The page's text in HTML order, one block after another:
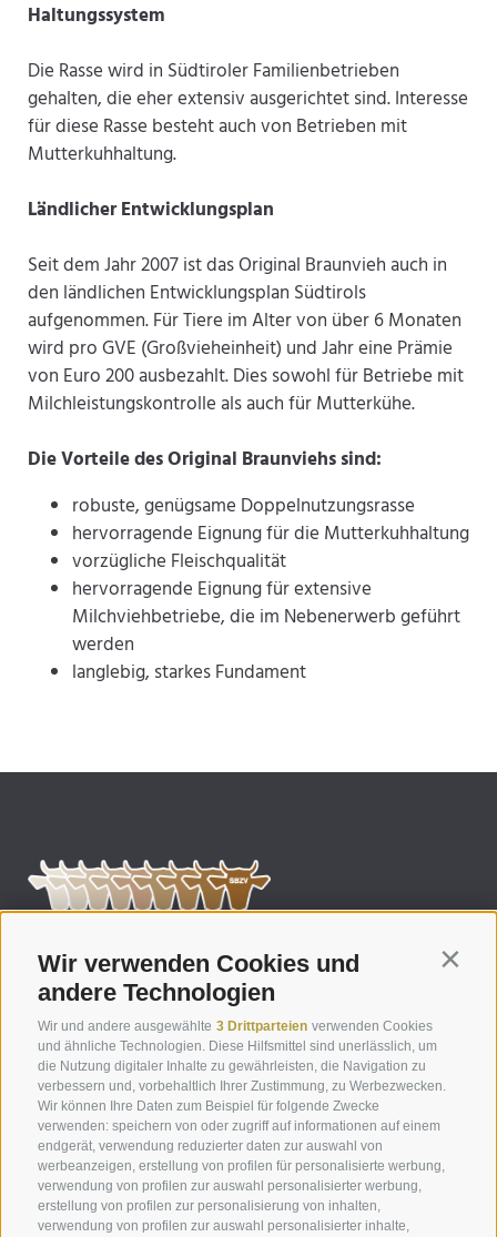
Wir verwenden Cookies und
andere Technologien
Wir und andere ausgewählte 3 Drittparteien verwenden Cookies
und ähnliche Technologien. Diese Hilfsmittel sind unerlässlich, um
die Nutzung digitaler Inhalte zu gewährleisten, die Navigation zu
verbessern und, vorbehaltlich Ihrer Zustimmung, zu Werbezwecken.
Wir können Ihre Daten zum Beispiel für folgende Zwecke
verwenden: speichern von oder zugriff auf informationen auf einem
endgerät, verwendung reduzierter daten zur auswahl von
werbeanzeigen, erstellung von profilen für personalisierte werbung,
verwendung von profilen zur auswahl personalisierter werbung,
erstellung von profilen zur personalisierung von inhalten,
verwendung von profilen zur auswahl personalisierter inhalte,
Haltungssystem
Die Rasse wird in Südtiroler Familienbetrieben
gehalten, die eher extensiv ausgerichtet sind. Interesse
für diese Rasse besteht auch von Betrieben mit
Mutterkuhhaltung.
Ländlicher Entwicklungsplan
Seit dem Jahr 2007 ist das Original Braunvieh auch in
den ländlichen Entwicklungsplan Südtirols
aufgenommen. Für Tiere im Alter von über 6 Monaten
wird pro GVE (Großvieheinheit) und Jahr eine Prämie
von Euro 200 ausbezahlt. Dies sowohl für Betriebe mit
Milchleistungskontrolle als auch für Mutterkühe.
Die Vorteile des Original Braunviehs sind:
robuste, genügsame Doppelnutzungsrasse
hervorragende Eignung für die Mutterkuhhaltung
vorzügliche Fleischqualität
hervorragende Eignung für extensive
Milchviehbetriebe, die im Nebenerwerb geführt
werden
langlebig, starkes Fundament
KONTAKT
Südtiroler Braunviehzuchtverband
Galvanistraße 38 - 39100 Bozen
Tel.:+39 0471 063 800
info@braunvieh.it
PEC:brownswiss@pec.rolmail.net
MwSt. Nr.: IT00145030219